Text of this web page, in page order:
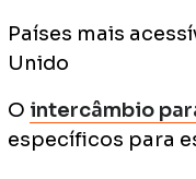
Países mais
Unido
O intercâmbio
específicos para